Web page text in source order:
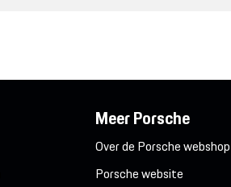
Meer Porsche
Over de Porsche webshop
Porsche website